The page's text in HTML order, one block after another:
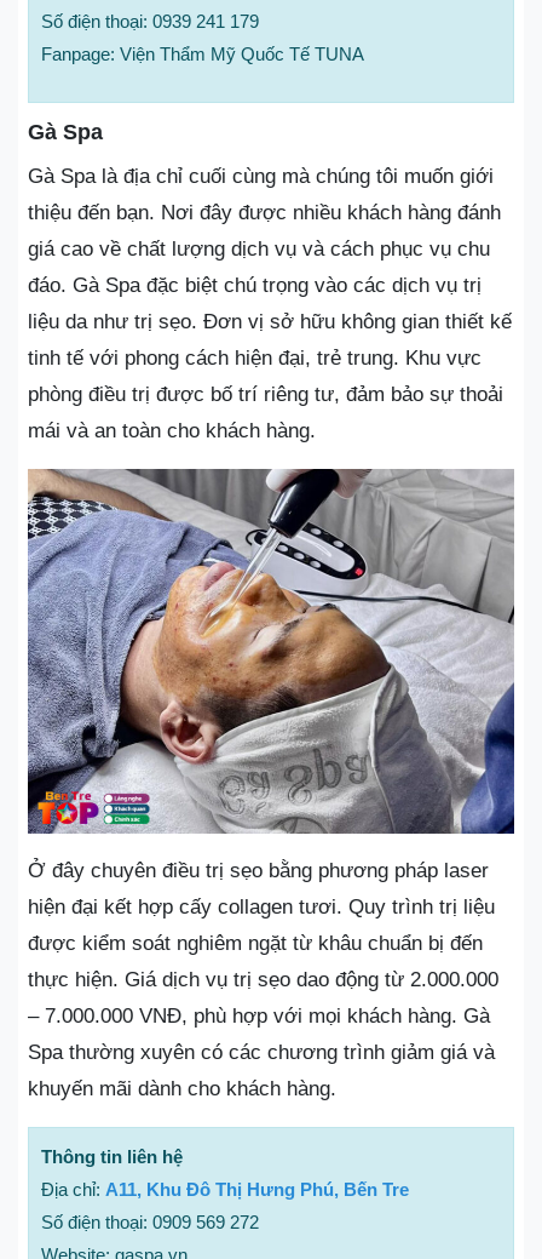
Số điện thoại: 0939 241 179
Fanpage: Viện Thẩm Mỹ Quốc Tế TUNA
Gà Spa
Gà Spa là địa chỉ cuối cùng mà chúng tôi muốn giới
thiệu đến bạn. Nơi đây được nhiều khách hàng đánh
giá cao về chất lượng dịch vụ và cách phục vụ chu
đáo. Gà Spa đặc biệt chú trọng vào các dịch vụ trị
liệu da như trị sẹo. Đơn vị sở hữu không gian thiết kế
tinh tế với phong cách hiện đại, trẻ trung. Khu vực
phòng điều trị được bố trí riêng tư, đảm bảo sự thoải
mái và an toàn cho khách hàng.
Ở đây chuyên điều trị sẹo bằng phương pháp laser
hiện đại kết hợp cấy collagen tươi. Quy trình trị liệu
được kiểm soát nghiêm ngặt từ khâu chuẩn bị đến
thực hiện. Giá dịch vụ trị sẹo dao động từ 2.000.000
– 7.000.000 VNĐ, phù hợp với mọi khách hàng. Gà
Spa thường xuyên có các chương trình giảm giá và
khuyến mãi dành cho khách hàng.
Thông tin liên hệ
Địa chỉ: A11, Khu Đô Thị Hưng Phú, Bến Tre
Số điện thoại: 0909 569 272
Website: gaspa.vn